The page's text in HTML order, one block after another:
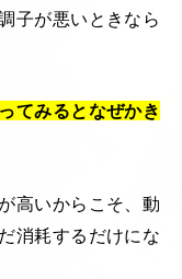
子が悪いときなら
てみるとなぜかき
高いからこそ、動
消耗するだけにな